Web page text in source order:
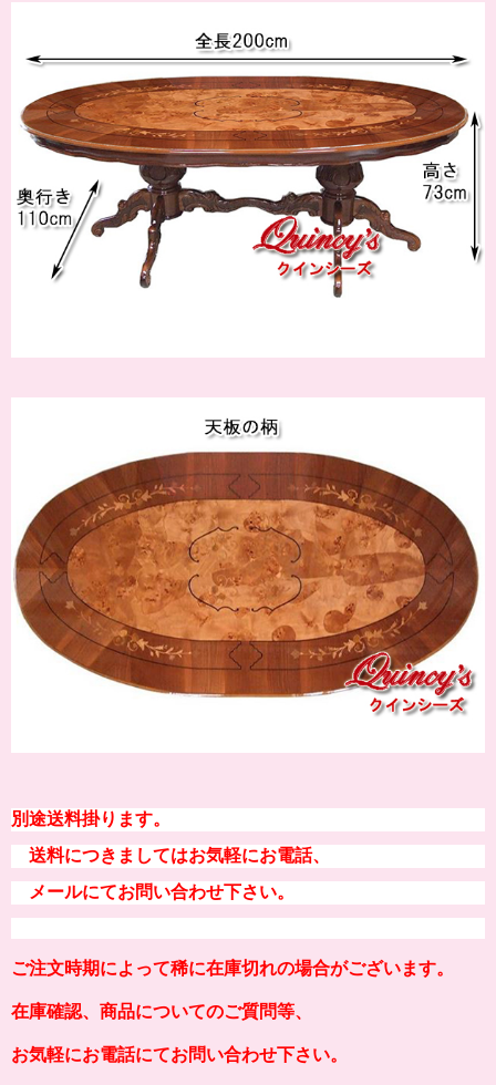
別途送料掛ります。
送料につきましてはお気軽にお電話、
メールにてお問い合わせ下さい。
ご注文時期によって稀に在庫切れの場合がございます。
在庫確認、商品についてのご質問等、
お気軽にお電話にてお問い合わせ下さい。